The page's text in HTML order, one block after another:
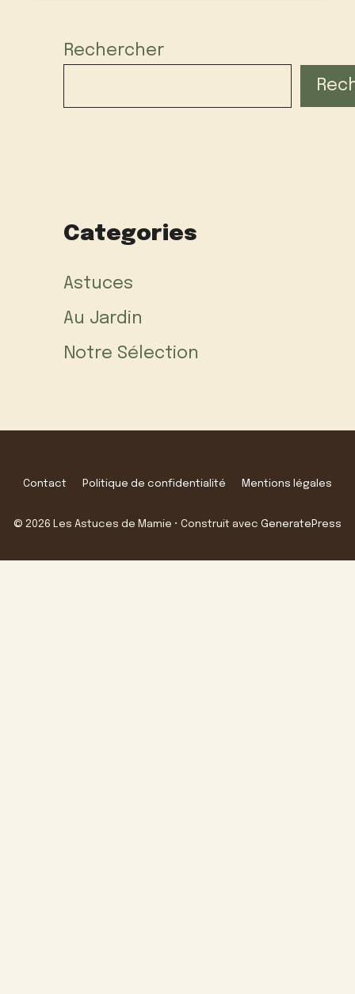
Rechercher
Categories
Astuces
Au Jardin
Notre Sélection
Contact Politique de confidentialité Mentions légales
© 2026 Les Astuces de Mamie • Construit avec GeneratePress